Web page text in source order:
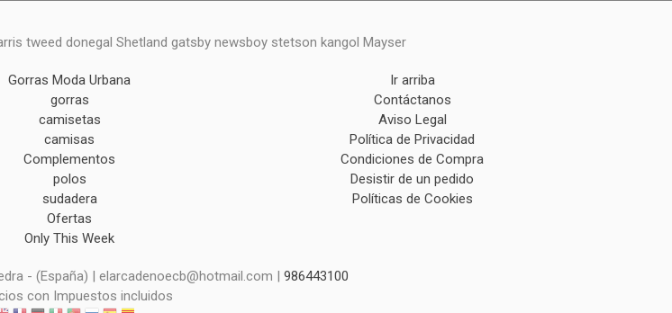
tweed donegal Shetland gatsby newsboy stetson kangol Mayser
Gorras Moda Urbana
gorras
camisetas
camisas
Complementos
polos
sudadera
Ofertas
Only This Week
Ir arriba
Contáctanos
Aviso Legal
Política de Privacidad
Condiciones de Compra
Desistir de un pedido
Políticas de Cookies
- (España) | elarcadenoecb@hotmail.com | 986443100
con Impuestos incluidos